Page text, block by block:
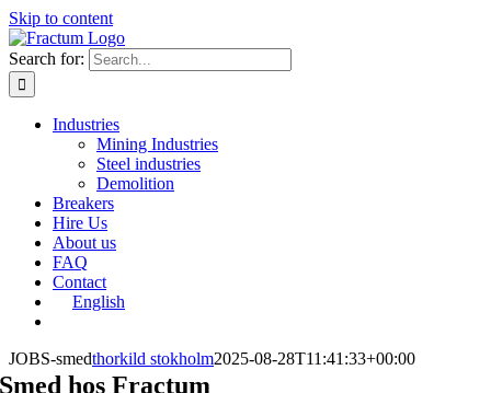
Skip to content
Search for:
Industries
Mining Industries
Steel industries
Demolition
Breakers
Hire Us
About us
FAQ
Contact
English
JOBS-smedthorkild stokholm2025-08-28T11:41:33+00:00
Smed hos Fractum